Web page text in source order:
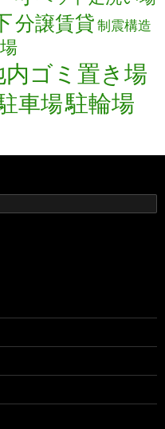
分譲賃貸制震構造
内ゴミ置き場
車場駐輪場